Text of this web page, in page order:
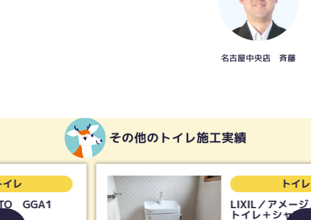
名古屋中央店 斉藤
その他のトイレ施工実績
トイレ
LIXIL／アメージュ便器リ
トイレ＋シャワートイレKB